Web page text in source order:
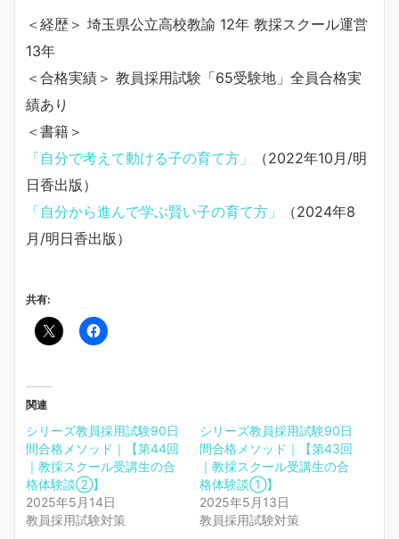
＜経歴＞ 埼玉県公立高校教諭 12年 教採スクール運営
13年
＜合格実績＞ 教員採用試験「65受験地」全員合格実
績あり
＜書籍＞
「自分で考えて動ける子の育て方」
（2022年10月/明
日香出版）
「自分から進んで学ぶ賢い子の育て方」
（2024年8
月/明日香出版）
共有:
関連
シリーズ教員採用試験90日
間合格メソッド｜【第44回
｜教採スクール受講生の合
格体験談②】
2025年5月14日
教員採用試験対策
シリーズ教員採用試験90日
間合格メソッド｜【第43回
｜教採スクール受講生の合
格体験談①】
2025年5月13日
教員採用試験対策